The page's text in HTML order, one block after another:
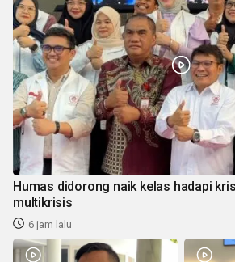
Humas didorong naik kelas hadapi
multikrisis
6 jam lalu